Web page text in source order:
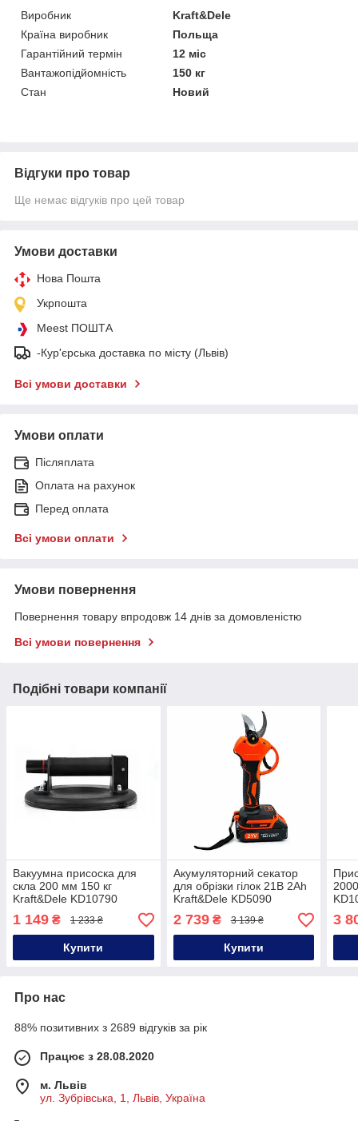
Виробник
Kraft&Dele
Країна виробник
Польща
Гарантійний термін
12 міс
Вантажопідйомність
150 кг
Стан
Новий
Відгуки про товар
Ще немає відгуків про цей товар
Умови доставки
Нова Пошта
Укрпошта
Meest ПОШТА
-Кур'єрська доставка по місту (Львів)
Всі умови доставки
Умови оплати
Післяплата
Оплата на рахунок
Перед оплата
Всі умови оплати
Умови повернення
Повернення товару впродовж 14 днів за домовленістю
Всі умови повернення
Подібні товари компанії
Вакуумна присоска для
скла 200 мм 150 кг
Kraft&Dele KD10790
присоска вакуумна
1 149 ₴ 1 233 ₴
Купити
Акумуляторний секатор
для обрізки гілок 21В 2Ah
Kraft&Dele KD5090
акумуляторний садовий
секатор
2 739₴ 3 139 ₴
Купити
3
Про нас
88% позитивних з 2689 відгуків за рік
Працює з 28.08.2020
м. Львів
ул. Зубрівська, 1, Львів, Україна